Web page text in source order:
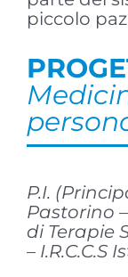
piccolo
P.I.
Pastorino
di Terapie
– I.R.C.C.S